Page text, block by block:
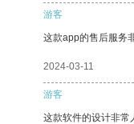
游客
这款app的售后服务
2024-03-11
游客
这款软件的设计非常